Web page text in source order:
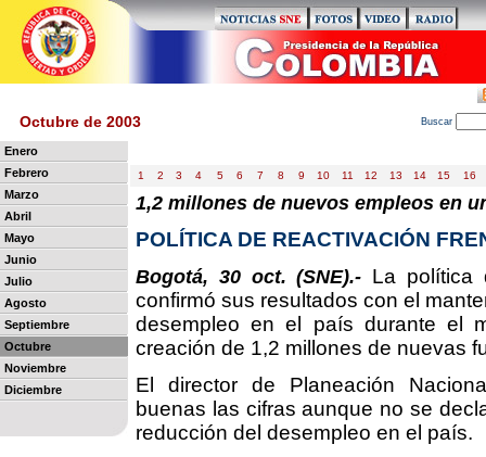
Octubre de 2003 Buscar
Enero
Febrero
Marzo
Abril
Mayo
Junio
Julio
Agosto
Septiembre
Octubre
Noviembre
Diciembre
1 2 3 4 5 6 7 8 9 10 11 12 13 14 15 16
1,2 millones de nuevos empleos en
POLÍTICA DE REACTIVACIÓN
Bogotá, 30 oct. (SNE).- La política
confirmó sus resultados con el
desempleo en el país durante el
creación de 1,2 millones de nuevas
El director de Planeación
buenas las cifras aunque no se
reducción del desempleo en el país.